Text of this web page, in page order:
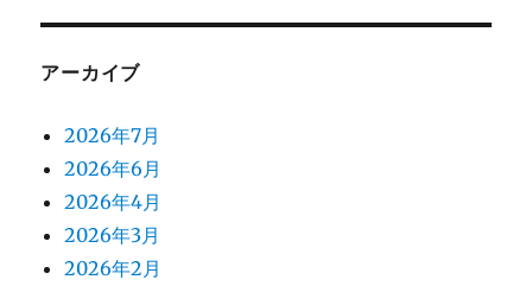
アーカイブ
2026年7月
2026年6月
2026年4月
2026年3月
2026年2月